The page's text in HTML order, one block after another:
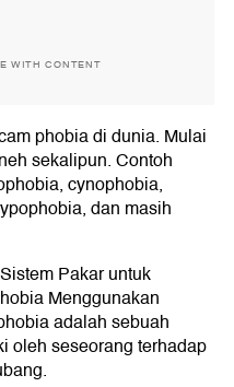
WITH CONTENT
phobia di dunia. Mulai
sekalipun. Contoh
cynophobia,
dan masih
Pakar untuk
Menggunakan
adalah sebuah
oleh seseorang terhadap